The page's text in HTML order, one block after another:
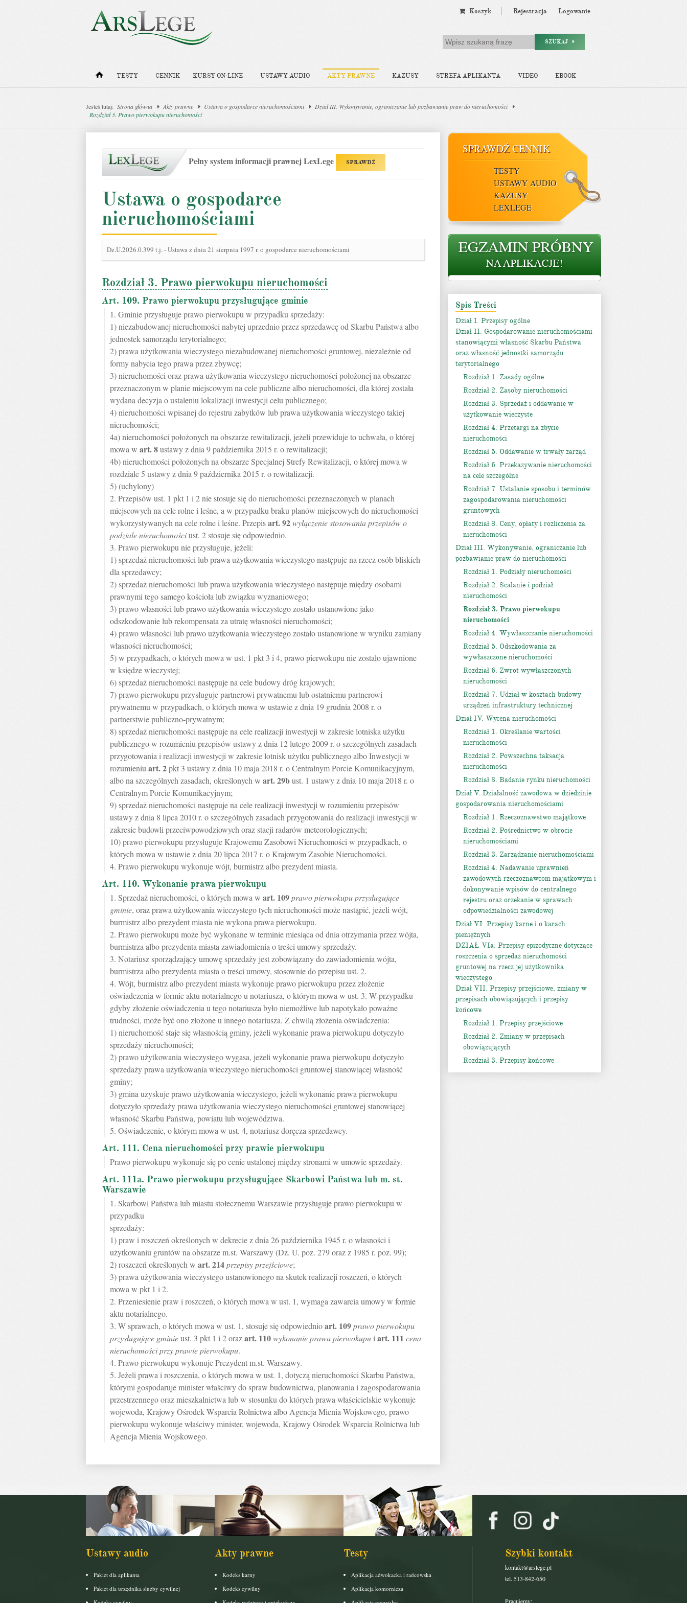
Koszyk Rejestracja Logowanie
SZUKAJ
TESTY CENNIK KURSY ON-LINE USTAWY AUDIO AKTY PRAWNE KAZUSY STREFA APLIKANTA VIDEO EBOOK
Jesteś tutaj: Strona główna Akty prawne Ustawa o gospodarce nieruchomościami
Dział III. Wykonywanie, ograniczanie lub pozbawianie praw do nieruchomości
Rozdział 3. Prawo pierwokupu nieruchomości
Pełny system informacji prawnej LexLege SPRAWDŹ
Ustawa o gospodarce
nieruchomościami
Dz.U.2026.0.399 t.j.-Ustawa z dnia 21 sierpnia 1997 r. o gospodarce nieruchomościami
Rozdział 3. Prawo pierwokupu nieruchomości
Art. 109. Prawo pierwokupu przysługujące gminie
1. Gminie przysługuje prawo pierwokupu w przypadku sprzedaży:
1) niezabudowanej nieruchomości nabytej uprzednio przez sprzedawcę od Skarbu Państwa albo
jednostek samorządu terytorialnego;
2) prawa użytkowania wieczystego niezabudowanej nieruchomości gruntowej, niezależnie od
formy nabycia tego prawa przez zbywcę;
3) nieruchomości oraz prawa użytkowania wieczystego nieruchomości położonej na obszarze
przeznaczonym w planie miejscowym na cele publiczne albo nieruchomości, dla której została
wydana decyzja o ustaleniu lokalizacji inwestycji celu publicznego;
4) nieruchomości wpisanej do rejestru zabytków lub prawa użytkowania wieczystego takiej
nieruchomości;
4a) nieruchomości położonych na obszarze rewitalizacji, jeżeli przewiduje to uchwała, o której
mowa w art.8ustawy z dnia 9 października 2015 r. o rewitalizacji;
4b) nieruchomości położonych na obszarze Specjalnej Strefy Rewitalizacji, o której mowa w
rozdziale 5 ustawy z dnia 9 października 2015 r. o rewitalizacji.
5) (uchylony)
2. Przepisów ust. 1 pkt 1 i 2 nie stosuje się do nieruchomości przeznaczonych w planach
miejscowych na cele rolne i leśne, a w przypadku braku planów miejscowych do nieruchomości
wykorzystywanych na cele rolne i leśne. Przepisart.92wyłączenie stosowania przepisów o
podziale nieruchomościust. 2 stosuje się odpowiednio.
3. Prawo pierwokupu nie przysługuje, jeżeli:
1) sprzedaż nieruchomości lub prawa użytkowania wieczystego następuje na rzecz osób bliskich
dla sprzedawcy;
2) sprzedaż nieruchomości lub prawa użytkowania wieczystego następuje między osobami
prawnymi tego samego kościoła lub związku wyznaniowego;
3) prawo własności lub prawo użytkowania wieczystego zostało ustanowione jako
odszkodowanie lub rekompensata za utratę własności nieruchomości;
4) prawo własności lub prawo użytkowania wieczystego zostało ustanowione w wyniku zamiany
własności nieruchomości;
5) w przypadkach, o których mowa w ust. 1 pkt 3 i 4, prawo pierwokupu nie zostało ujawnione
w księdze wieczystej;
6) sprzedaż nieruchomości następuje na cele budowy dróg krajowych;
7) prawo pierwokupu przysługuje partnerowi prywatnemu lub ostatniemu partnerowi
prywatnemu w przypadkach, o których mowa w ustawie z dnia 19 grudnia 2008 r. o
partnerstwie publiczno-prywatnym;
8) sprzedaż nieruchomości następuje na cele realizacji inwestycji w zakresie lotniska użytku
publicznego w rozumieniu przepisów ustawy z dnia 12 lutego 2009 r. o szczególnych zasadach
przygotowania i realizacji inwestycji w zakresie lotnisk użytku publicznego albo Inwestycji w
rozumieniu art.2pkt 3 ustawy z dnia 10 maja 2018 r. o Centralnym Porcie Komunikacyjnym,
albo na szczególnych zasadach, określonych w art.29bust. 1 ustawy z dnia 10 maja 2018 r. o
Centralnym Porcie Komunikacyjnym;
9) sprzedaż nieruchomości następuje na cele realizacji inwestycji w rozumieniu przepisów
ustawy z dnia 8 lipca 2010 r. o szczególnych zasadach przygotowania do realizacji inwestycji w
zakresie budowli przeciwpowodziowych oraz stacji radarów meteorologicznych;
10) prawo pierwokupu przysługuje Krajowemu Zasobowi Nieruchomości w przypadkach, o
których mowa w ustawie z dnia 20 lipca 2017 r. o Krajowym Zasobie Nieruchomości.
4. Prawo pierwokupu wykonuje wójt, burmistrz albo prezydent miasta.
Art. 110. Wykonanie prawa pierwokupu
1. Sprzedaż nieruchomości, o których mowa w art. 109prawo pierwokupu przysługujące
gminie, oraz prawa użytkowania wieczystego tych nieruchomości może nastąpić, jeżeli wójt,
burmistrz albo prezydent miasta nie wykona prawa pierwokupu.
2. Prawo pierwokupu może być wykonane w terminie miesiąca od dnia otrzymania przez wójta,
burmistrza albo prezydenta miasta zawiadomienia o treści umowy sprzedaży.
3. Notariusz sporządzający umowę sprzedaży jest zobowiązany do zawiadomienia wójta,
burmistrza albo prezydenta miasta o treści umowy, stosownie do przepisu ust. 2.
4. Wójt, burmistrz albo prezydent miasta wykonuje prawo pierwokupu przez złożenie
oświadczenia w formie aktu notarialnego u notariusza, o którym mowa w ust. 3. W przypadku
gdyby złożenie oświadczenia u tego notariusza było niemożliwe lub napotykało poważne
trudności, może być ono złożone u innego notariusza. Z chwilą złożenia oświadczenia:
1) nieruchomość staje się własnością gminy, jeżeli wykonanie prawa pierwokupu dotyczyło
sprzedaży nieruchomości;
2) prawo użytkowania wieczystego wygasa, jeżeli wykonanie prawa pierwokupu dotyczyło
sprzedaży prawa użytkowania wieczystego nieruchomości gruntowej stanowiącej własność
gminy;
3) gmina uzyskuje prawo użytkowania wieczystego, jeżeli wykonanie prawa pierwokupu
dotyczyło sprzedaży prawa użytkowania wieczystego nieruchomości gruntowej stanowiącej
własność Skarbu Państwa, powiatu lub województwa.
5. Oświadczenie, o którym mowa w ust. 4, notariusz doręcza sprzedawcy.
Art. 111. Cena nieruchomości przy prawie pierwokupu
Prawo pierwokupu wykonuje się po cenie ustalonej między stronami w umowie sprzedaży.
Art. 111a. Prawo pierwokupu przysługujące Skarbowi Państwa lub m. st.
Warszawie
1. Skarbowi Państwa lub miastu stołecznemu Warszawie przysługuje prawo pierwokupu w
przypadku
sprzedaży:
1) praw i roszczeń określonych w dekrecie z dnia 26 października 1945 r. o własności i
użytkowaniu gruntów na obszarze m.st. Warszawy (Dz. U. poz. 279 oraz z 1985 r. poz. 99);
2) roszczeń określonych w art.214przepisy przejściowe;
3) prawa użytkowania wieczystego ustanowionego na skutek realizacji roszczeń, o których
mowa w pkt 1 i 2.
2. Przeniesienie praw i roszczeń, o których mowa w ust. 1, wymaga zawarcia umowy w formie
aktu notarialnego.
3. W sprawach, o których mowa w ust. 1, stosuje się odpowiednioart. 109prawo pierwokupu
przysługujące gminieust. 3 pkt 1 i 2 orazart. 110wykonanie prawa pierwokupu i art. 111 cena
nieruchomości przy prawie pierwokupu.
4. Prawo pierwokupu wykonuje Prezydent m.st. Warszawy.
5. Jeżeli prawa i roszczenia, o których mowa w ust. 1, dotyczą nieruchomości Skarbu Państwa,
którymi gospodaruje minister właściwy do spraw budownictwa, planowania i zagospodarowania
przestrzennego oraz mieszkalnictwa lub w stosunku do których prawa właścicielskie wykonuje
wojewoda, Krajowy Ośrodek Wsparcia Rolnictwa albo Agencja Mienia Wojskowego, prawo
pierwokupu wykonuje właściwy minister, wojewoda, Krajowy Ośrodek Wsparcia Rolnictwa lub
Agencja Mienia Wojskowego.
SPRAWDŹ CENNIK
TESTY
USTAWY AUDIO
KAZUSY
LEXLEGE
Spis Treści
Dział I. Przepisy ogólne
Dział II. Gospodarowanie nieruchomościami
stanowiącymi własność Skarbu Państwa
oraz własność jednostki samorządu
terytorialnego
Rozdział 1. Zasady ogólne
Rozdział 2. Zasoby nieruchomości
Rozdział 3. Sprzedaż i oddawanie w
użytkowanie wieczyste
Rozdział 4. Przetargi na zbycie
nieruchomości
Rozdział 5. Oddawanie w trwały zarząd
Rozdział 6. Przekazywanie nieruchomości
na cele szczególne
Rozdział 7. Ustalanie sposobu i terminów
zagospodarowania nieruchomości
gruntowych
Rozdział 8. Ceny, opłaty i rozliczenia za
nieruchomości
Dział III. Wykonywanie, ograniczanie lub
pozbawianie praw do nieruchomości
Rozdział 1. Podziały nieruchomości
Rozdział 2. Scalanie i podział
nieruchomości
Rozdział 3. Prawo pierwokupu
nieruchomości
Rozdział 4. Wywłaszczanie nieruchomości
Rozdział 5. Odszkodowania za
wywłaszczone nieruchomości
Rozdział 6. Zwrot wywłaszczonych
nieruchomości
Rozdział 7. Udział w kosztach budowy
urządzeń infrastruktury technicznej
Dział IV. Wycena nieruchomości
Rozdział 1. Określanie wartości
nieruchomości
Rozdział 2. Powszechna taksacja
nieruchomości
Rozdział 3. Badanie rynku nieruchomości
Dział V. Działalność zawodowa w dziedzinie
gospodarowania nieruchomościami
Rozdział 1. Rzeczoznawstwo majątkowe
Rozdział 2. Pośrednictwo w obrocie
nieruchomościami
Rozdział 3. Zarządzanie nieruchomościami
Rozdział 4. Nadawanie uprawnień
zawodowych rzeczoznawcom majątkowym i
dokonywanie wpisów do centralnego
rejestru oraz orzekanie w sprawach
odpowiedzialności zawodowej
Dział VI. Przepisy karne i o karach
pieniężnych
DZIAŁ VIa. Przepisy epizodyczne dotyczące
roszczenia o sprzedaż nieruchomości
gruntowej na rzecz jej użytkownika
wieczystego
Dział VII. Przepisy przejściowe, zmiany w
przepisach obowiązujących i przepisy
końcowe
Rozdział 1. Przepisy przejściowe
Rozdział 2. Zmiany w przepisach
obowiązujących
Rozdział 3. Przepisy końcowe
Ustawy audio
Pakiet dla aplikanta
Pakiet dla urzędnika służby cywilnej
Akty prawne
Kodeks karny
Kodeks cywilny
Testy
Aplikacja adwokacka i radcowska
Aplikacja komornicza
Szybki kontakt
kontakt@arslege.pl
tel. 513-842-650
Pracujemy: